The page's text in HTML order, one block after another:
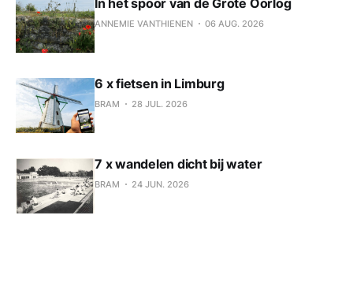
ANNEMIE VANTHIENEN 06 AUG. 2026
6 x fietsen in Limburg
BRAM 28 JUL. 2026
7 x wandelen dicht bij water
BRAM 24 JUN. 2026